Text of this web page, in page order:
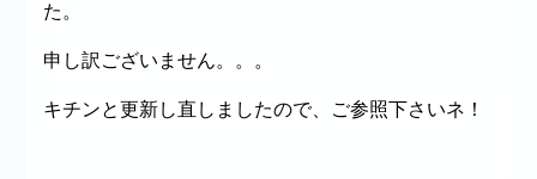
た。
申し訳ございません。。。
キチンと更新し直しましたので、ご参照下さいネ！